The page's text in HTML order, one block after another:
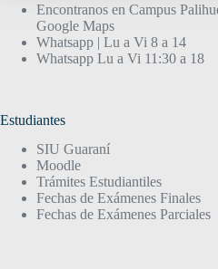
Encontranos en Campus
Google Maps
Whatsapp | Lu a Vi 8 a 14
Whatsapp Lu a Vi 11:30 a 18
Estudiantes
SIU Guaraní
Moodle
Trámites Estudiantiles
Fechas de Exámenes Finales
Fechas de Exámenes Parciales